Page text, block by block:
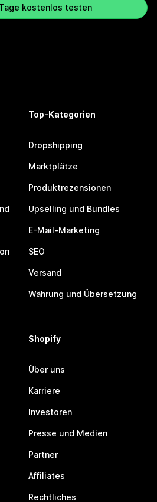
kostenlos testen
Top-Kategorien
Dropshipping
Marktplätze
Produktrezensionen
Upselling und Bundles
E-Mail-Marketing
SEO
Versand
Währung und Übersetzung
Shopify
Über uns
Karriere
Investoren
Presse und Medien
Partner
Affiliates
Rechtliches